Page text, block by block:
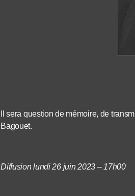
Il sera question de mémoire, de
Bagouet.
Diffusion lundi 26 juin 2023 – 17h00